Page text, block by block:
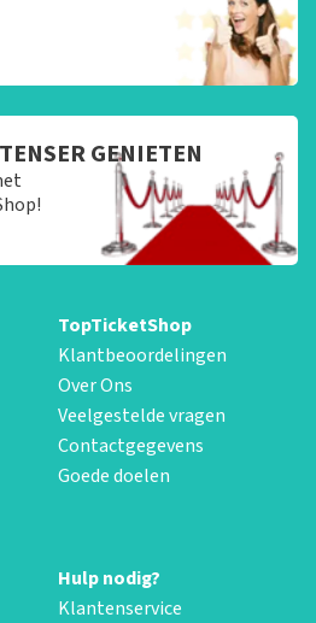
GENIETEN
TopTicketShop
Klantbeoordelingen
Over Ons
Veelgestelde vragen
Contactgegevens
Goede doelen
Hulp nodig?
Klantenservice